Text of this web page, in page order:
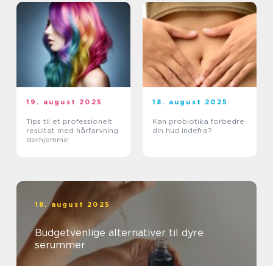
19. august 2025
Tips til et professionelt
resultat med hårfarvning
derhjemme
18. august 2025
Kan probiotika forbedre
din hud indefra?
18. august 2025
Budgetvenlige alternativer til dyre
serummer